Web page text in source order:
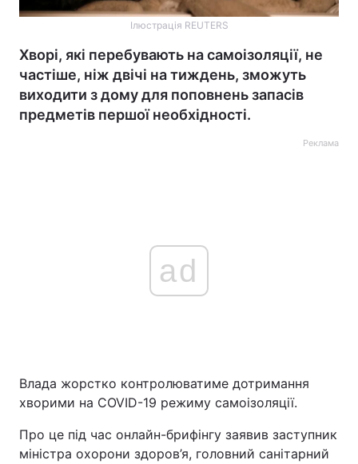
Головна Війна
Економіка Світ
Ілюстрація REUTERS
Хворі, які перебувають на самоізоляції, не
частіше, ніж двічі на тиждень, зможуть
виходити з дому для поповнень запасів
предметів першої необхідності.
Реклама
ad
Влада жорстко контролюватиме дотримання
хворими на COVID-19 режиму самоізоляції.
Про це під час онлайн-брифінгу заявив заступник
міністра охорони здоров’я, головний санітарний